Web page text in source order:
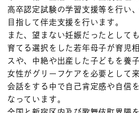
高卒認定試験の学習支援等を行い
目指して伴走支援を行います。
また、望まない妊娠だったとして
育てる選択をした若年母子が育児
スや、中絶や出産した子どもを養
女性がグリーフケアを必要として
会話をする中で自己肯定感や自信
なっています。